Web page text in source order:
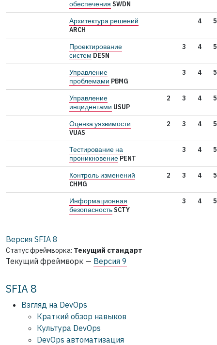
обеспечения SWDN
Архитектура решений
ARCH
4 5
Проектирование
систем DESN
3 4 5
Управление
проблемами PBMG
3 4 5
Управление
инцидентами USUP
2 3 4 5
Оценка уязвимости
VUAS
2 3 4 5
Тестирование на
проникновение PENT
3 4 5
Контроль изменений
CHMG
2 3 4 5
Информационная
безопасность SCTY
3 4 5
Версия SFIA 8
Статус фреймворка: Текущий стандарт
Текущий фреймворк — Версия 9
SFIA 8
Взгляд на DevOps
Краткий обзор навыков
Культура DevOps
DevOps автоматизация